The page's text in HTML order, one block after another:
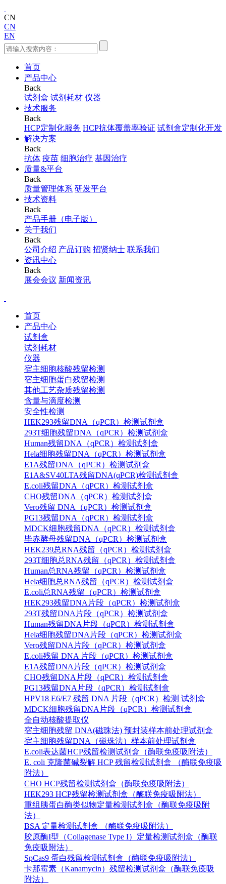
CN
CN
EN
首页
产品中心
Back
试剂盒 试剂耗材 仪器
技术服务
Back
HCP定制化服务 HCP抗体覆盖率验证 试剂盒定制化开发
解决方案
Back
抗体 疫苗 细胞治疗 基因治疗
质量&平台
Back
质量管理体系 研发平台
技术资料
Back
产品手册（电子版）
关于我们
Back
公司介绍 产品订购 招贤纳士 联系我们
资讯中心
Back
展会会议 新闻资讯
首页
产品中心
试剂盒
试剂耗材
仪器
宿主细胞核酸残留检测
宿主细胞蛋白残留检测
其他工艺杂质残留检测
含量与滴度检测
安全性检测
HEK293残留DNA（qPCR）检测试剂盒
293T细胞残留DNA（qPCR）检测试剂盒
Human残留DNA（qPCR）检测试剂盒
Hela细胞残留DNA（qPCR）检测试剂盒
E1A残留DNA（qPCR）检测试剂盒
E1A&SV40LTA残留DNA(qPCR)检测试剂盒
E.coli残留DNA（qPCR）检测试剂盒
CHO残留DNA（qPCR）检测试剂盒
Vero残留 DNA（qPCR）检测试剂盒
PG13残留DNA（qPCR）检测试剂盒
MDCK细胞残留DNA（qPCR）检测试剂盒
毕赤酵母残留DNA（qPCR）检测试剂盒
HEK239总RNA残留（qPCR）检测试剂盒
293T细胞总RNA残留（qPCR）检测试剂盒
Human总RNA残留（qPCR）检测试剂盒
Hela细胞总RNA残留（qPCR）检测试剂盒
E.coli总RNA残留（qPCR）检测试剂盒
HEK293残留DNA片段（qPCR）检测试剂盒
293T残留DNA片段（qPCR）检测试剂盒
Human残留DNA片段（qPCR）检测试剂盒
Hela细胞残留DNA片段（qPCR）检测试剂盒
Vero残留DNA片段（qPCR）检测试剂盒
E.coli残留 DNA 片段（qPCR）检测试剂盒
E1A残留DNA片段（qPCR）检测试剂盒
CHO残留DNA片段（qPCR）检测试剂盒
PG13残留DNA片段（qPCR）检测试剂盒
HPV18 E6/E7 残留 DNA 片段（qPCR）检测 试剂盒
MDCK细胞残留DNA片段（qPCR）检测试剂盒
全自动核酸提取仪
宿主细胞残留 DNA(磁珠法) 预封装样本前处理试剂盒
宿主细胞残留DNA（磁珠法）样本前处理试剂盒
E.coli表达菌HCP残留检测试剂盒（酶联免疫吸附法）
E. coli 克隆菌碱裂解 HCP 残留检测试剂盒 （酶联免疫吸
附法）
CHO HCP残留检测试剂盒（酶联免疫吸附法）
HEK293 HCP残留检测试剂盒（酶联免疫吸附法）
重组胰蛋白酶类似物定量检测试剂盒（酶联免疫吸附
法）
BSA 定量检测试剂盒 （酶联免疫吸附法）
胶原酶I型（Collagenase Type I）定量检测试剂盒（酶联
免疫吸附法）
SpCas9 蛋白残留检测试剂盒（酶联免疫吸附法）
卡那霉素（Kanamycin）残留检测试剂盒（酶联免疫吸
附法）